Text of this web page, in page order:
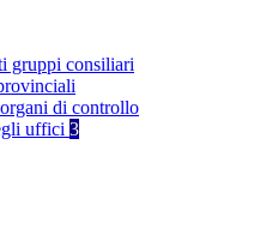
gruppi consiliari
di controllo
uffici 3